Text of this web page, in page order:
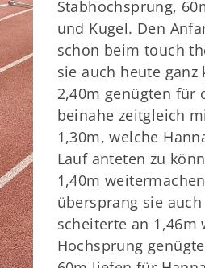
Stabhochsprung,
und Kugel. Den
schon beim touch
sie auch heute
2,40m genügten für
beinahe zeitgleich
1,30m, welche
Lauf anteten zu
1,40m
übersprang sie
scheiterte an 1,46m
Hochsprung